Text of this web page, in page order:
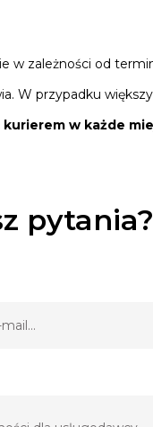
w zależności od
W przypadku
w każde